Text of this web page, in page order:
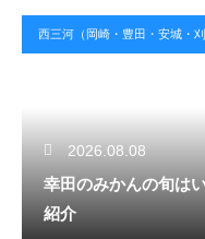
西三河（岡崎・豊田・安城・
2026.08.08
幸田のみかんの旬は
紹介